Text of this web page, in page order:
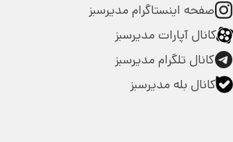
صفحه اینستاگرام مدیرسبز
کانال آپارات مدیرسبز
کانال تلگرام مدیرسبز
کانال بله مدیرسبز